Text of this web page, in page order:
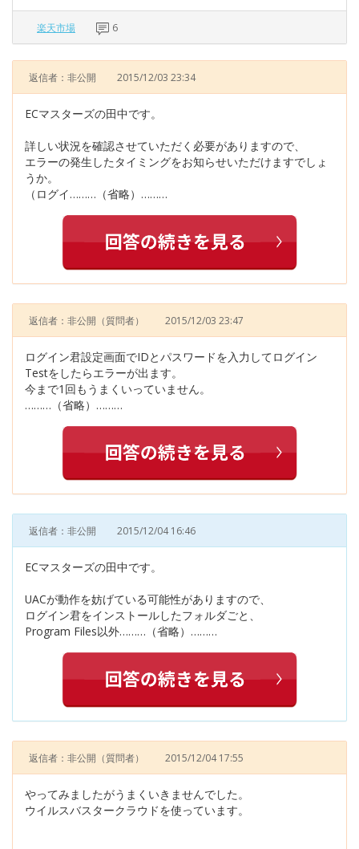
楽天市場 6
返信者：非公開 2015/12/03 23:34
ECマスターズの田中です。
詳しい状況を確認させていただく必要がありますので、
エラーの発生したタイミングをお知らせいただけますでしょ
うか。
（ログイ………（省略）………
返信者：非公開 （質問者） 2015/12/03 23:47
ログイン君設定画面でIDとパスワードを入力してログイン
Testをしたらエラーが出ます。
今まで1回もうまくいっていません。
………（省略）………
返信者：非公開 2015/12/04 16:46
ECマスターズの田中です。
UACが動作を妨げている可能性がありますので、
ログイン君をインストールしたフォルダごと、
Program Files以外………（省略）………
返信者：非公開 （質問者） 2015/12/04 17:55
やってみましたがうまくいきませんでした。
ウイルスバスタークラウドを使っています。